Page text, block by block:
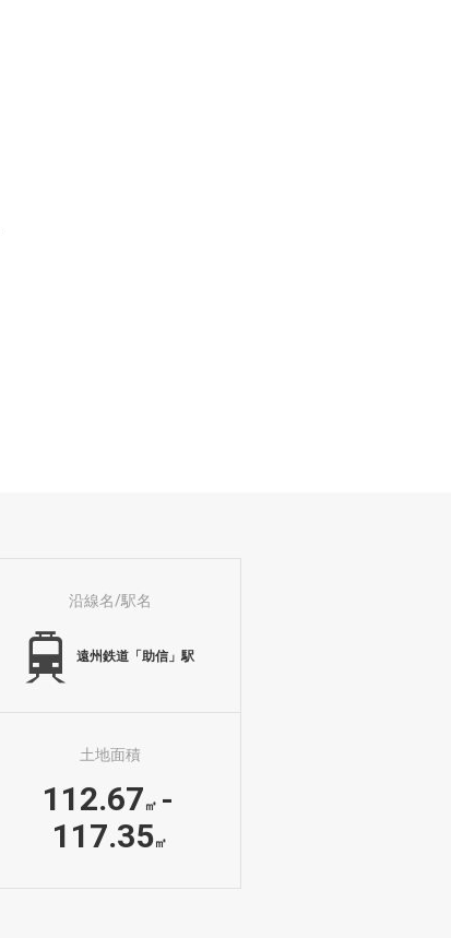
沿線名/駅名
遠州鉄道「助信」駅
土地面積
112.67 ㎡ -
117.35㎡